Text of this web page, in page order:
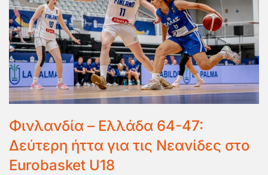
Φινλανδία – Ελλάδα 64-47:
Δεύτερη ήττα για τις Νεανίδες στο
Eurobasket U18